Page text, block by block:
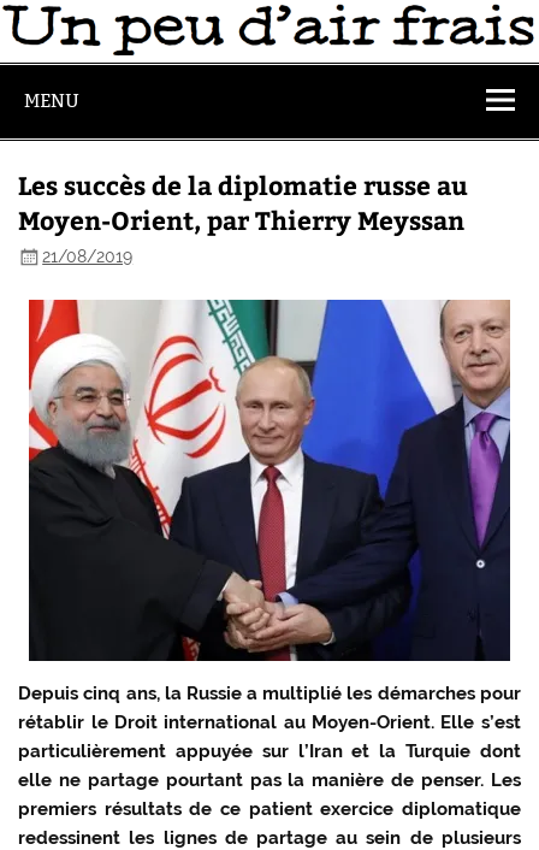
MENU
Les succès de la diplomatie russe au
Moyen-Orient, par Thierry Meyssan
21/08/2019
Depuis cinq ans, la Russie a multiplié les démarches pour
rétablir le Droit international au Moyen-Orient. Elle s’est
particulièrement appuyée sur l’Iran et la Turquie dont
elle ne partage pourtant pas la manière de penser. Les
premiers résultats de ce patient exercice diplomatique
redessinent les lignes de partage au sein de plusieurs